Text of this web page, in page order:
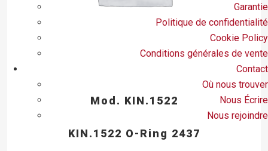
Garantie
Politique de confidentialité
Cookie Policy
Conditions générales de vente
Contact
Où nous trouver
Nous Écrire
Nous rejoindre
Mod. KIN.1522
KIN.1522 O-Ring 2437